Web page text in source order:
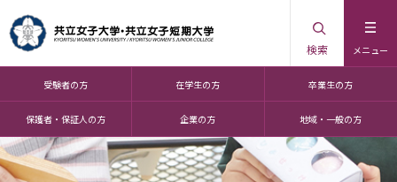
メニュー
検索
受験者の方 在学生の方 卒業生の方
保護者・保証人の方 企業の方 地域・一般の方